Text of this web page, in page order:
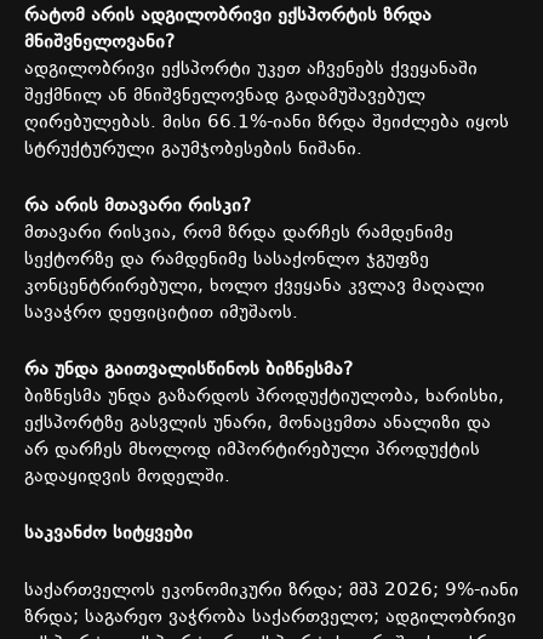
რატომ არის ადგილობრივი ექსპორტის ზრდა
მნიშვნელოვანი?
ადგილობრივი ექსპორტი უკეთ აჩვენებს ქვეყანაში
შექმნილ ან მნიშვნელოვნად გადამუშავებულ
ღირებულებას. მისი 66.1%-იანი ზრდა შეიძლება იყოს
სტრუქტურული გაუმჯობესების ნიშანი.
რა არის მთავარი რისკი?
მთავარი რისკია, რომ ზრდა დარჩეს რამდენიმე
სექტორზე და რამდენიმე სასაქონლო ჯგუფზე
კონცენტრირებული, ხოლო ქვეყანა კვლავ მაღალი
სავაჭრო დეფიციტით იმუშაოს.
რა უნდა გაითვალისწინოს ბიზნესმა?
ბიზნესმა უნდა გაზარდოს პროდუქტიულობა, ხარისხი,
ექსპორტზე გასვლის უნარი, მონაცემთა ანალიზი და
არ დარჩეს მხოლოდ იმპორტირებული პროდუქტის
გადაყიდვის მოდელში.
საკვანძო სიტყვები
საქართველოს ეკონომიკური ზრდა; მშპ 2026; 9%-იანი
ზრდა; საგარეო ვაჭრობა საქართველო; ადგილობრივი